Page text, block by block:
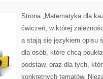
Strona „Matematyka dla
ćwiczeń, w której
a stają się językiem opisu
dla osób, które chcą
podstaw, oraz dla tych,
konkretnych tematów.